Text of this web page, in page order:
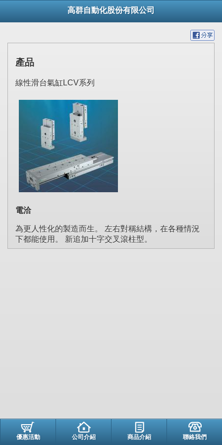
高群自動化股份有限公司
產品
線性滑台氣缸LCV系列
電洽
為更人性化的製造而生。 左右對稱結構，在各種情況
下都能使用。 新追加十字交叉滾柱型。
優惠活動 公司介紹 商品介紹 聯絡我們